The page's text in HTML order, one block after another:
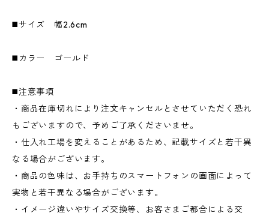
◼️サイズ 幅2.6cm
◼️カラー ゴールド
◼️注意事項
・商品在庫切れにより注文キャンセルとさせていただく恐れ
もございますので、予めご了承くださいませ。
・仕入れ工場を変えることがあるため、記載サイズと若干異
なる場合がございます。
・商品の色味は、お手持ちのスマートフォンの画面によって
実物と若干異なる場合がございます。
・イメージ違いやサイズ交換等、お客さまご都合による交